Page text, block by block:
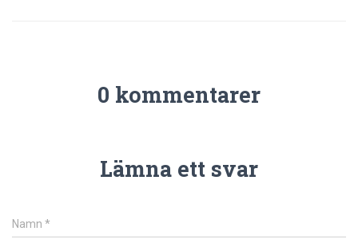
0 kommentarer
Lämna ett svar
Namn *